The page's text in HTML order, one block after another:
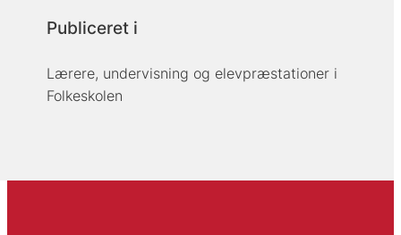
Publiceret i
Lærere, undervisning og elevpræstationer i
Folkeskolen